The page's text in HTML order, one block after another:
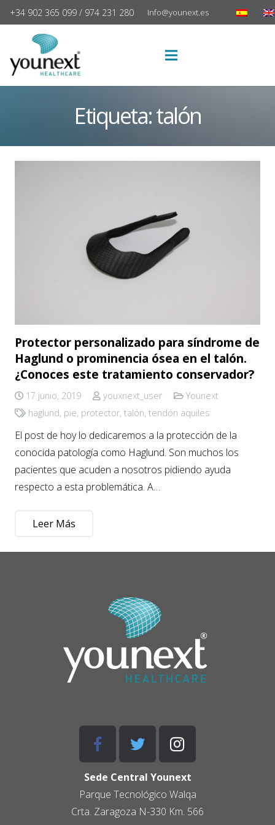
+34 902 365 099 / 974 231 280 Info@younext.es
Etiqueta:talón
Protector personalizado para síndrome de
Haglund o prominencia ósea en el talón.
¿Conoces este tratamiento conservador?
17 junio, 2019 youxnext_user
Younext
haglund, pie, protector, talón, tendón aquiles
El post de hoy lo dedicaremos a la protección de la
conocida patología como Haglund. Son muchos los
pacientes que acuden a nosotros pidiendo ayuda
respecto a esta problemática. A…
Leer Más
Sede Central Younext
Parque Tecnológico Walqa
Crta. Zaragoza N-330 Km. 566